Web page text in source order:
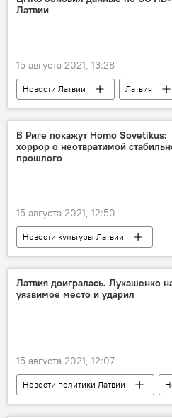
Латвии
15 августа 2021, 13:28
Новости Латвии Латвия
коронавирус
В Риге покажут Homo Sovetikus:
хоррор о неотвратимой
прошлого
15 августа 2021, 12:50
Новости культуры Латвии
Латвия доигралась. Лукашенко
уязвимое место и ударил
15 августа 2021, 12:07
Новости политики Латвии
Латвия
Беларусь